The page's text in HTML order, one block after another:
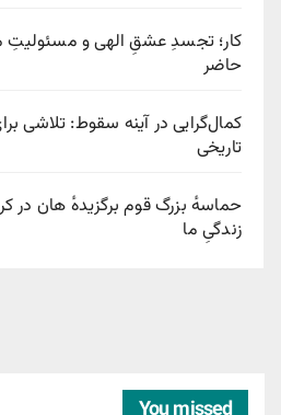
کار؛ تجسدِ عشقِ الهی و
حاضر
کمال‌گرایی در آینه سقوط: تلاشی
تاریخی
حماسهٔ بزرگ قوم برگزیدهٔ هان در
زندگیِ ما